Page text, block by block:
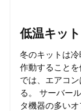
低温キット
冬のキットは
作動すること
では、エアコ
る。 サーバー
タ機器の多い